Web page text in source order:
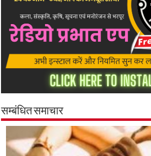
सम्बंधित समाचार